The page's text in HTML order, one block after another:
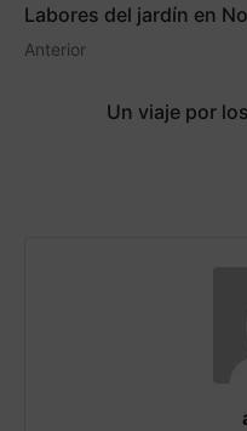
Labores del jardín en
Anterior
Un viaje por